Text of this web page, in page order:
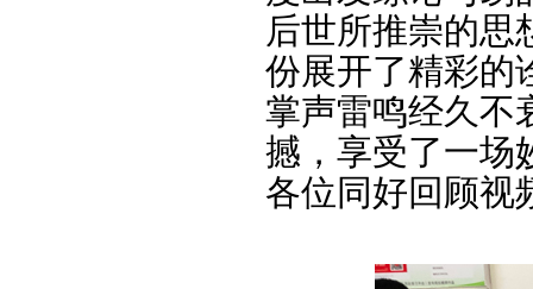
后世所推崇的思
份展开了精彩的
掌声雷鸣经久不
撼，享受了一场
各位同好回顾视